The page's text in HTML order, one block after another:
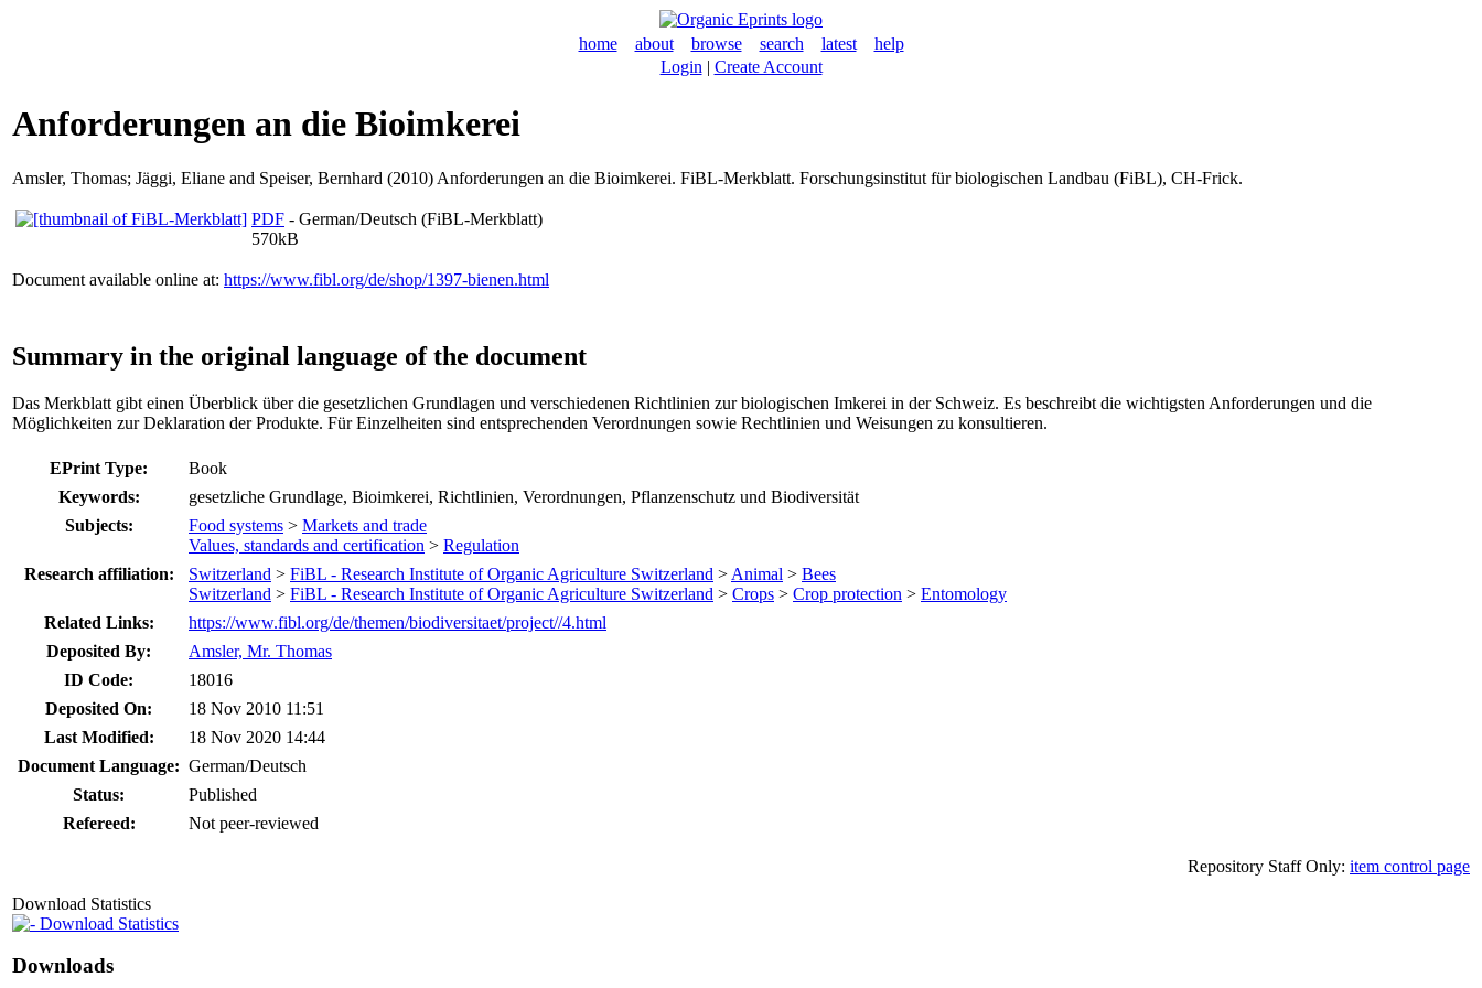
home about browse search latest
help
Login | Create Account
Anforderungen an die Bioimkerei
Amsler, Thomas; Jäggi, Eliane and Speiser, Bernhard (2010) Anforderungen an die Bioimkerei. FiBL-Merkblatt. Forschungsinstitut für biologischen Landbau (FiBL), CH-Frick.
PDF - German/Deutsch (FiBL-Merkblatt)
570kB
Document available online at: https://www.fibl.org/de/shop/1397-bienen.html
Summary in the original language of the document
Das Merkblatt gibt einen Überblick über die gesetzlichen Grundlagen und verschiedenen Richtlinien zur biologischen Imkerei in der Schweiz. Es beschreibt die wichtigsten Anforderungen und die
Möglichkeiten zur Deklaration der Produkte. Für Einzelheiten sind entsprechenden Verordnungen sowie Rechtlinien und Weisungen zu konsultieren.
EPrint Type:
Book
Keywords:
gesetzliche Grundlage, Bioimkerei, Richtlinien, Verordnungen, Pflanzenschutz und Biodiversität
Subjects:
Food systems > Markets and trade
Values, standards and certification > Regulation
Research affiliation:
Switzerland > FiBL - Research Institute of Organic Agriculture Switzerland > Animal > Bees
Switzerland > FiBL - Research Institute of Organic Agriculture Switzerland > Crops > Crop protection > Entomology
Related Links:
https://www.fibl.org/de/themen/biodiversitaet/project//4.html
Deposited By:
Amsler, Mr. Thomas
ID Code:
18016
Deposited On:
18 Nov 2010 11:51
Last Modified:
18 Nov 2020 14:44
Document Language: German/Deutsch
Status:
Published
Refereed:
Not peer-reviewed
Repository Staff Only: item control page
Download Statistics
Download Statistics
Downloads